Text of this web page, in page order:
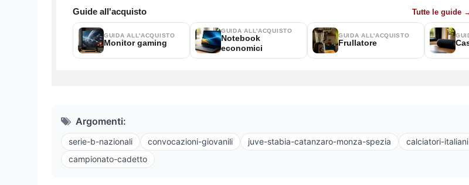
Argomenti:
serie-b-nazionali convocazioni-giovanili juve-stabia-catanzaro-monza-spezia
calciatori-italiani
campionato-cadetto